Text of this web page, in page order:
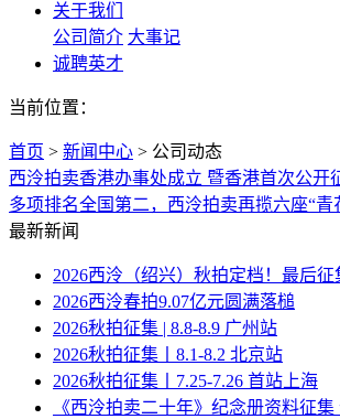
关于我们
公司简介 大事记
诚聘英才
当前位置：
首页 > 新闻中心 > 公司动态
西泠拍卖香港办事处成立 暨香港首次公开
多项排名全国第二，西泠拍卖再揽六座“青
最新新闻
2026西泠（绍兴）秋拍定档！最后征
2026西泠春拍9.07亿元圆满落槌
2026秋拍征集 | 8.8-8.9 广州站
2026秋拍征集丨8.1-8.2 北京站
2026秋拍征集丨7.25-7.26 首站上海
《西泠拍卖二十年》纪念册资料征